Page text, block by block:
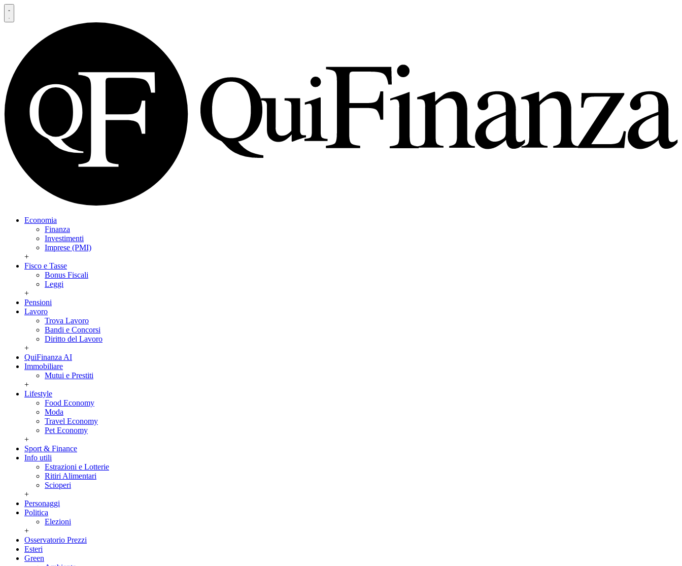
Economia
Finanza
Investimenti
Imprese (PMI)
+
Fisco e Tasse
Bonus Fiscali
Leggi
+
Pensioni
Lavoro
Trova Lavoro
Bandi e Concorsi
Diritto del Lavoro
+
QuiFinanza AI
Immobiliare
Mutui e Prestiti
+
Lifestyle
Food Economy
Moda
Travel Economy
Pet Economy
+
Sport & Finance
Info utili
Estrazioni e Lotterie
Ritiri Alimentari
Scioperi
+
Personaggi
Politica
Elezioni
+
Osservatorio Prezzi
Esteri
Green